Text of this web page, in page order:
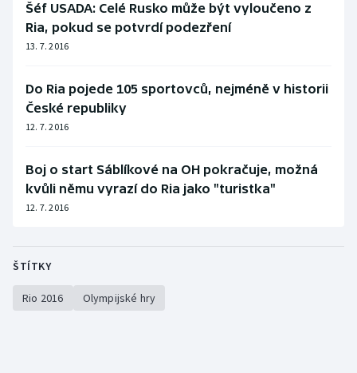
Vodní slalom
Ostatní
Šéf USADA: Celé Rusko může být vyloučeno z
Ria, pokud se potvrdí podezření
13. 7. 2016
Do Ria pojede 105 sportovců, nejméně v historii
České republiky
12. 7. 2016
Boj o start Sáblíkové na OH pokračuje, možná
kvůli němu vyrazí do Ria jako "turistka"
12. 7. 2016
ŠTÍTKY
Rio 2016 Olympijské hry